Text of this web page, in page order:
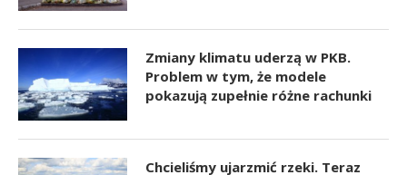
Zmiany klimatu uderzą w PKB.
Problem w tym, że modele
pokazują zupełnie różne rachunki
Chcieliśmy ujarzmić rzeki. Teraz